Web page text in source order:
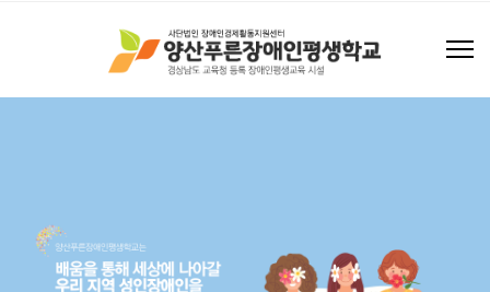
조화로운 세상을 만들어갑니다